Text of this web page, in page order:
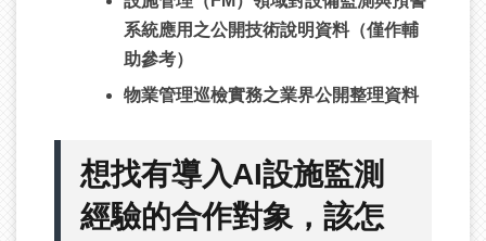
系統應用之公開技術說明資料（僅作輔
助參考）
物業管理巡檢實務之業界公開整理資料
想找有導入AI設施監測
經驗的合作對象，該怎